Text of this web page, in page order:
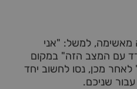
למשל: "אני
עם המצב הזה" במקום
מכן, נסו לחשוב יחד
שניכם.